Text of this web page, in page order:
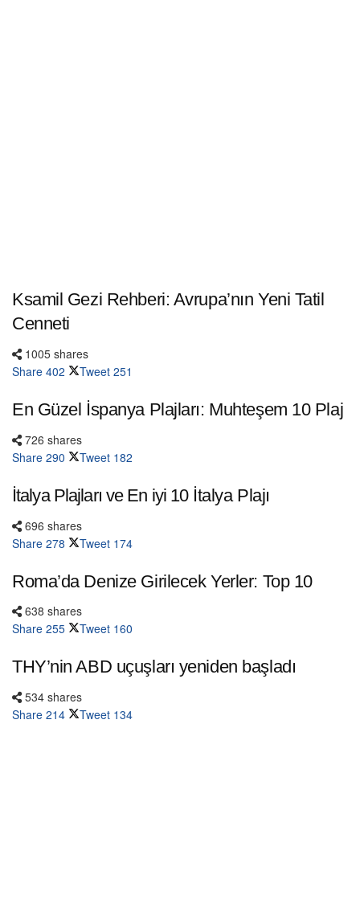
Ksamil Gezi Rehberi: Avrupa’nın Yeni Tatil
Cenneti
1005 shares
Share 402 Tweet 251
En Güzel İspanya Plajları: Muhteşem 10 Plaj
726 shares
Share 290 Tweet 182
İtalya Plajları ve En iyi 10 İtalya Plajı
696 shares
Share 278 Tweet 174
Roma’da Denize Girilecek Yerler: Top 10
638 shares
Share 255 Tweet 160
THY’nin ABD uçuşları yeniden başladı
534 shares
Share 214 Tweet 134